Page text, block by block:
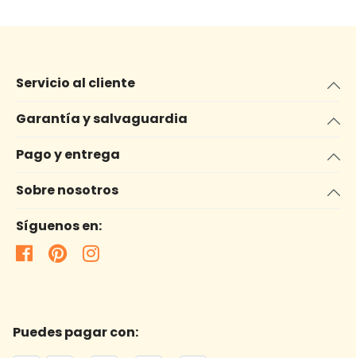
Servicio al cliente
Garantía y salvaguardia
Pago y entrega
Sobre nosotros
Síguenos en:
Puedes pagar con: